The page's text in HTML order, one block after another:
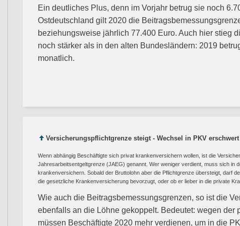
Ein deutliches Plus, denn im Vorjahr betrug sie noch
Ostdeutschland gilt 2020 die
beziehungsweise jährlich 77.400 Euro. Auch hier stieg
noch stärker als in den alten Bundesländern: 2019
monatlich.
Versicherungspflichtgrenze steigt - Wechsel in PKV erschwert
Wenn abhängig Beschäftigte sich privat krankenversichern wollen, ist die
Jahresarbeitsentgeltgrenze (JAEG) genannt. Wer weniger verdient, muss sich in
krankenversichern. Sobald der Bruttolohn aber die Pflichtgrenze übersteigt, darf
die gesetzliche Krankenversicherung bevorzugt, oder ob er lieber in die private
Wie auch die Beitragsbemessungsgrenzen, so ist die
ebenfalls an die Löhne gekoppelt. Bedeutet: wegen der
müssen Beschäftigte 2020 mehr verdienen, um in die